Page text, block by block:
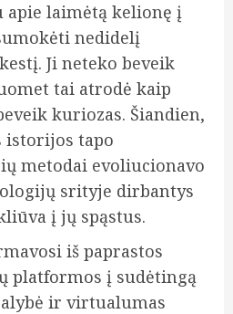
laimėtą kelionę į
nedidelį
Ji neteko beveik
tai atrodė kaip
kuriozas. Šiandien,
istorijos tapo
metodai evoliucionavo
srityje dirbantys
į jų spąstus.
iš paprastos
platformos į sudėtingą
ir virtualumas